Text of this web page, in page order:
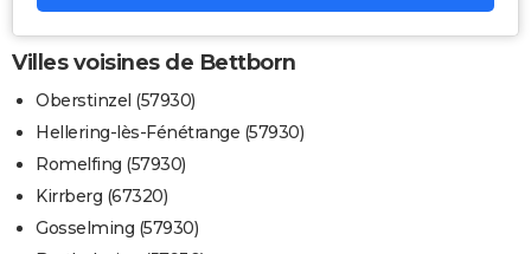
Villes voisines de Bettborn
Oberstinzel (57930)
Hellering-lès-Fénétrange (57930)
Romelfing (57930)
Kirrberg (67320)
Gosselming (57930)